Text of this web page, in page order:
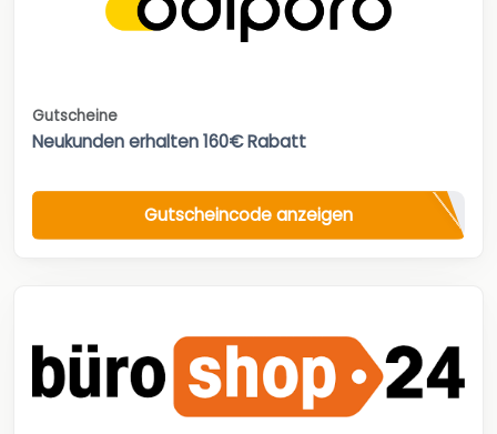
Gutscheine
Neukunden erhalten 160€ Rabatt
Gutscheincode anzeigen